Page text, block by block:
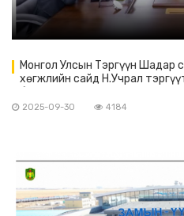
Монгол Улсын Тэргүүн Шадар
хөгжлийн сайд Н.Учрал
2025-09-30 4184